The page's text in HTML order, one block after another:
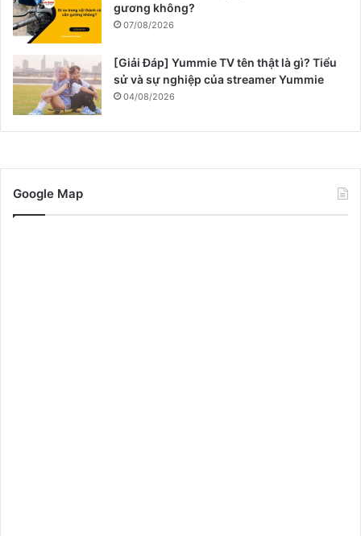
gương không?
07/08/2026
[Giải Đáp] Yummie TV tên thật là gì? Tiểu
sử và sự nghiệp của streamer Yummie
04/08/2026
Google Map